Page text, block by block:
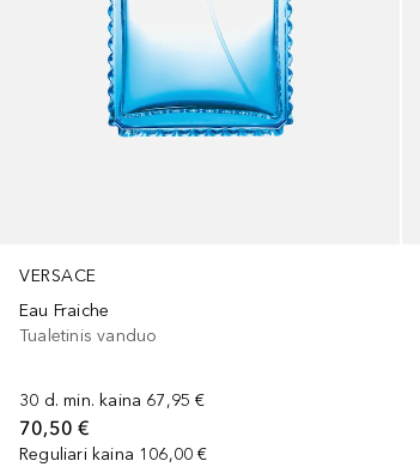
VERSACE
Eau Fraiche
Tualetinis vanduo
30 d. min. kaina 67,95 €
70,50 €
Reguliari kaina 106,00 €